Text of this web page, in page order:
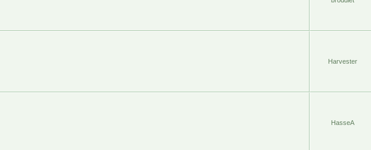
Harvester
HasseA